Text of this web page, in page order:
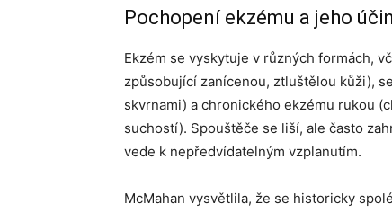
Pochopení ekzému a jeho
Ekzém se vyskytuje v různých formách,
způsobující zanícenou, ztluštělou kůži),
skvrnami) a chronického ekzému rukou
suchostí). Spouštěče se liší, ale často
vede k nepředvídatelným vzplanutím.
McMahan vysvětlila, že se historicky